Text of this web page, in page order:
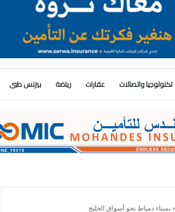
تكنولوجيا واتصالات عقارات رياضة بيزنس طبى
دمياط نحو أسواق الخليج